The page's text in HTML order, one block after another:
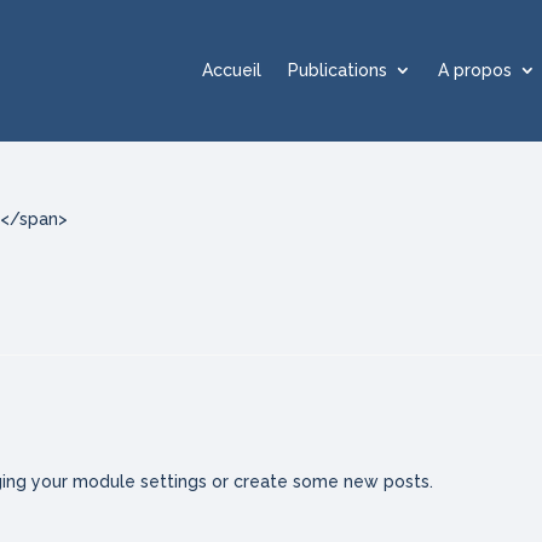
Accueil Publications A propos
span>
your module settings or create some new posts.